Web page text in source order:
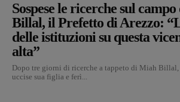
Sospese le ricerche sul
Billal, il Prefetto di Arezzo:
delle istituzioni su questa
alta”
Dopo tre giorni di ricerche a tappeto di Miah
uccise sua figlia e ferì...